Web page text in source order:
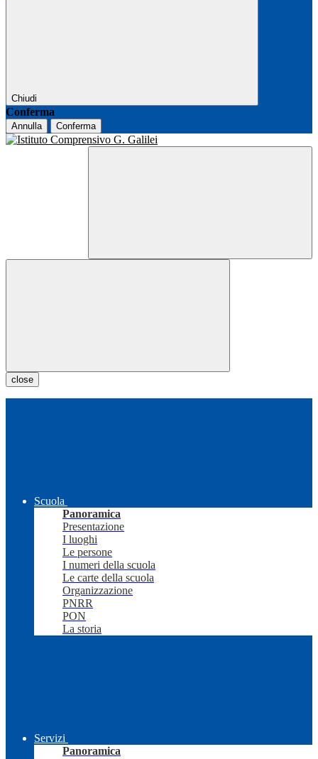
Chiudi
Conferma
Annulla Conferma
close
Scuola
Panoramica
Presentazione
I luoghi
Le persone
I numeri della scuola
Le carte della scuola
Organizzazione
PNRR
PON
La storia
Servizi
Panoramica